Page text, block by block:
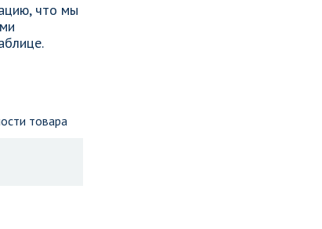
что мы
товара